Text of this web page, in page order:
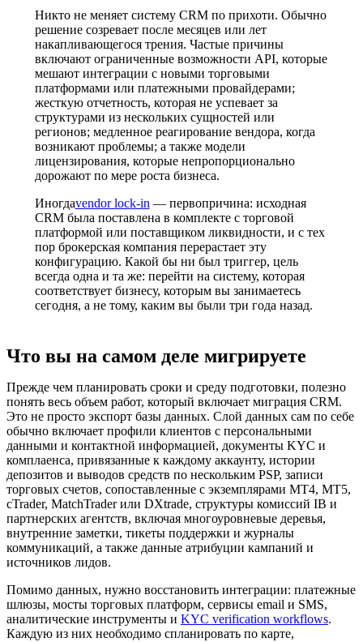
Никто не меняет систему CRM по прихоти. Обычно
решение созревает после месяцев или лет
накапливающегося трения. Частые причины
включают ограниченные возможности API, которые
мешают интеграции с новыми торговыми
платформами или платежными провайдерами;
жесткую отчетность, которая не успевает за
структурами из нескольких сущностей или
регионов; медленное реагирование вендора, когда
возникают проблемы; а также модели
лицензирования, которые непропорционально
дорожают по мере роста бизнеса.
Иногдаvendor lock-in — первопричина: исходная
CRM была поставлена в комплекте с торговой
платформой или поставщиком ликвидности, и с тех
пор брокерская компания перерастает эту
конфигурацию. Какой бы ни был триггер, цель
всегда одна и та же: перейти на систему, которая
соответствует бизнесу, которым вы занимаетесь
сегодня, а не тому, каким вы были три года назад.
Что вы на самом деле мигрируете
Прежде чем планировать сроки и среду подготовки, полезно
понять весь объем работ, который включает миграция CRM.
Это не просто экспорт базы данных. Слой данных сам по себе
обычно включает профили клиентов с персональными
данными и контактной информацией, документы KYC и
комплаенса, привязанные к каждому аккаунту, истории
депозитов и выводов средств по нескольким PSP, записи
торговых счетов, сопоставленные с экземплярами MT4, MT5,
cTrader, MatchTrader или DXtrade, структуры комиссий IB и
партнерских агентств, включая многоуровневые деревья,
внутренние заметки, тикеты поддержки и журналы
коммуникаций, а также данные атрибуции кампаний и
источников лидов.
Помимо данных, нужно восстановить интеграции: платежные
шлюзы, мосты торговых платформ, сервисы email и SMS,
аналитические инструменты и KYC verification workflows.
Каждую из них необходимо спланировать по карте,